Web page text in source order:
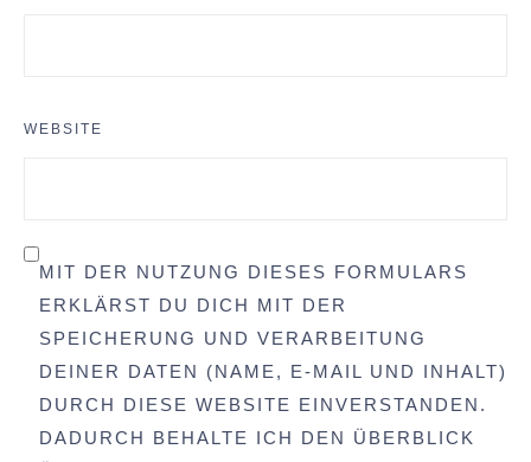
WEBSITE
MIT DER NUTZUNG DIESES FORMULARS
ERKLÄRST DU DICH MIT DER
SPEICHERUNG UND VERARBEITUNG
DEINER DATEN (NAME, E-MAIL UND INHALT)
DURCH DIESE WEBSITE EINVERSTANDEN.
DADURCH BEHALTE ICH DEN ÜBERBLICK